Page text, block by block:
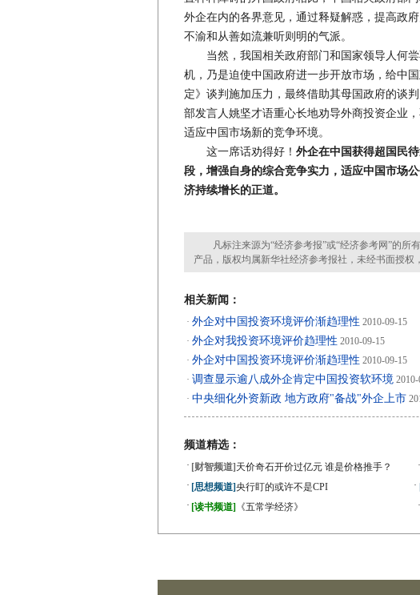
外企在内的各界意见，通过释疑解惑，提高政
不渝和从善如流兼听则明的气派。
当然，我国相关政府部门和国家领导人何尝
机，乃是迫使中国政府进一步开放市场，给中
定》谈判施加压力，最终借助其母国政府的谈
部发言人姚坚才语重心长地劝导外商投资企业
适应中国市场新的竞争环境。
这一席话劝得好！ 外企在中国获得超国民
段，增强自身的综合竞争实力，适应中国市场
济持续增长的正道。
凡标注来源为“经济参考报”或“经济参考网”的所
产品，版权均属新华社经济参考报社，未经书面授权
相关新闻：
· 外企对中国投资环境评价渐趋理性 2010-09-15
· 外企对我投资环境评价趋理性 2010-09-15
· 外企对中国投资环境评价渐趋理性 2010-09-15
· 调查显示逾八成外企肯定中国投资软环境
· 中央细化外资新政 地方政府"备战"外企上市
频道精选：
· [财智频道] 天价奇石开价过亿元 谁是价格推手？ ·
· [思想频道]央行盯的或许不是CPI ·
· [读书频道] 《五常学经济》 ·